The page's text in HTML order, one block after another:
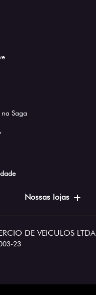
Saga
Nossas lojas
DE VEICULOS LTDA
23